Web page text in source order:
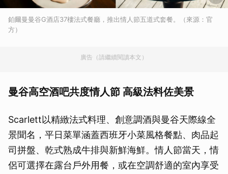
鉑爾曼曼谷G酒店37樓法式餐廳，推出情人節五道式套餐。（來源：官
方）
廣告（請繼續閱讀本文）
曼谷高空酒吧共度情人節 高級法料佐美景
Scarlett以精緻法式料理、創意調酒與曼谷天際線全
景聞名，平日菜單涵蓋西班牙小菜風格餐點、肉品起
司拼盤、乾式熟成牛排與新鮮海鮮。情人節當天，情
侶可選擇在露台戶外用餐，或在空調舒適的室內享受